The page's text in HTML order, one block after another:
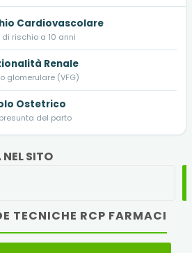
Cardiovascolare
di rischio a 10 anni
Renale
glomerulare (VFG)
Ostetrico
del parto
SITO
TECNICHE RCP FARMACI